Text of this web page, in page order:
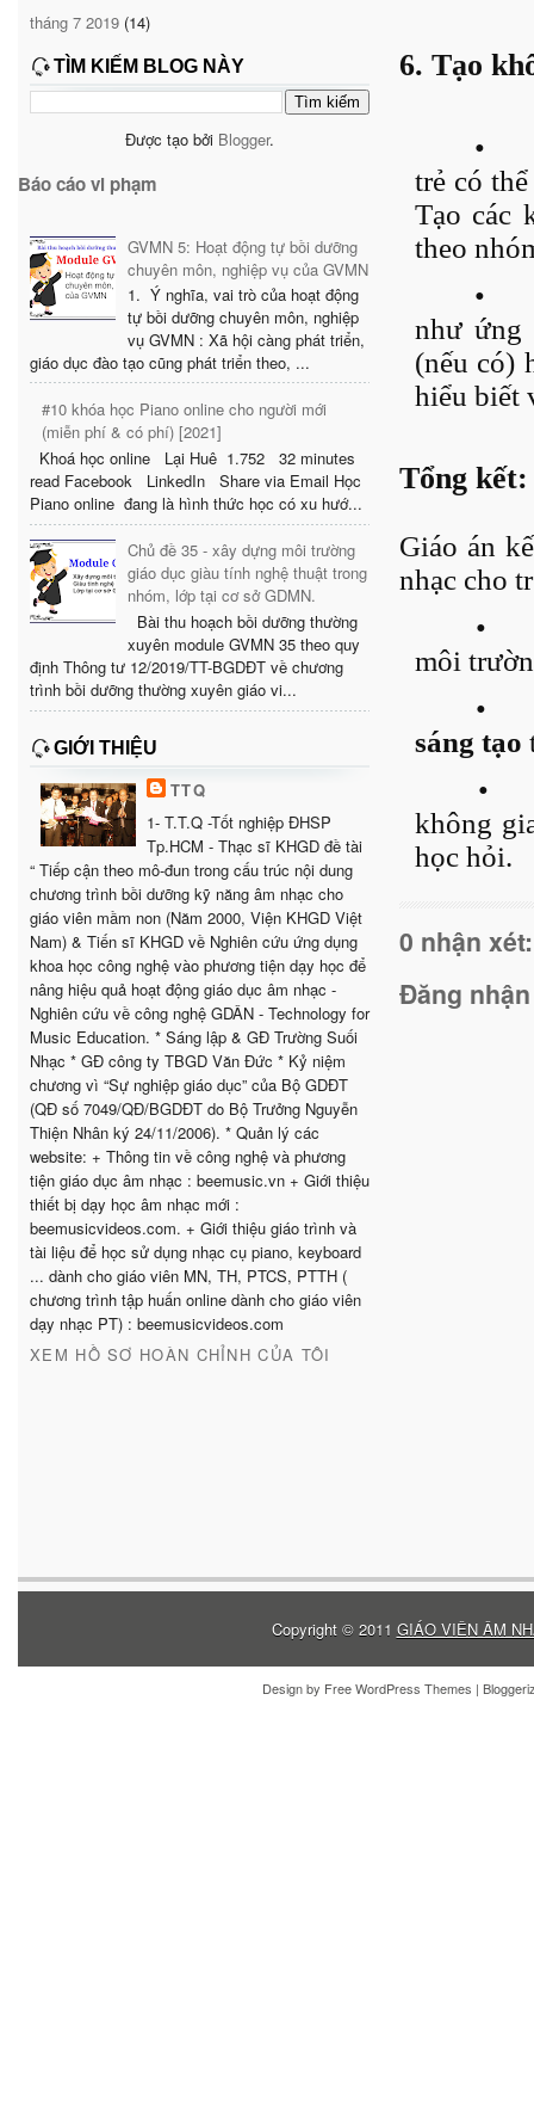
tháng 7 2019 (14)
TÌM KIẾM BLOG NÀY
Được tạo bởi Blogger.
Báo cáo vi phạm
GVMN 5: Hoạt động tự bồi dưỡng
chuyên môn, nghiệp vụ của GVMN
1. Ý nghĩa, vai trò của hoạt động
tự bồi dưỡng chuyên môn, nghiệp
vụ GVMN : Xã hội càng phát triển,
giáo dục đào tạo cũng phát triển theo, ...
#10 khóa học Piano online cho người mới
(miễn phí & có phí) [2021]
Khoá học online Lại Huê 1.752 32 minutes
read Facebook LinkedIn Share via Email Học
Piano online đang là hình thức học có xu hướ...
Chủ đề 35 - xây dựng môi trường
giáo dục giàu tính nghệ thuật trong
nhóm, lớp tại cơ sở GDMN.
Bài thu hoạch bồi dưỡng thường
xuyên module GVMN 35 theo quy
định Thông tư 12/2019/TT-BGDĐT về chương
trình bồi dưỡng thường xuyên giáo vi...
GIỚI THIỆU
TTQ
1- T.T.Q -Tốt nghiệp ĐHSP
Tp.HCM - Thạc sĩ KHGD đề tài
“ Tiếp cận theo mô-đun trong cấu trúc nội dung
chương trình bồi dưỡng kỹ năng âm nhạc cho
giáo viên mầm non (Năm 2000, Viện KHGD Việt
Nam) & Tiến sĩ KHGD về Nghiên cứu ứng dụng
khoa học công nghệ vào phương tiện dạy học để
nâng hiệu quả hoạt động giáo dục âm nhạc -
Nghiên cứu về công nghệ GDÂN - Technology for
Music Education. * Sáng lập & GĐ Trường Suối
Nhạc * GĐ công ty TBGD Văn Đức * Kỷ niệm
chương vì “Sự nghiệp giáo dục” của Bộ GDĐT
(QĐ số 7049/QĐ/BGDĐT do Bộ Trưởng Nguyễn
Thiện Nhân ký 24/11/2006). * Quản lý các
website: + Thông tin về công nghệ và phương
tiện giáo dục âm nhạc : beemusic.vn + Giới thiệu
thiết bị dạy học âm nhạc mới :
beemusicvideos.com. + Giới thiệu giáo trình và
tài liệu để học sử dụng nhạc cụ piano, keyboard
... dành cho giáo viên MN, TH, PTCS, PTTH (
chương trình tập huấn online dành cho giáo viên
dạy nhạc PT) : beemusicvideos.com
XEM HỒ SƠ HOÀN CHỈNH CỦA TÔI
6. Tạo
•
trẻ có
Tạo các
theo
•
như ứng
(nếu có)
hiểu biết
Tổng kết:
Giáo án
nhạc cho
•
môi
•
sáng tạo
•
không
học hỏi.
0 nhận xét:
Đăng
Copyright © 2011 GIÁO VIÊN ÂM
Design by Free WordPress Themes |